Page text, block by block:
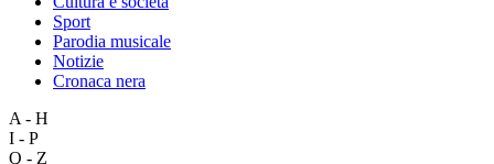
Sport
Parodia musicale
Notizie
Cronaca nera
A - H
I - P
Q - Z